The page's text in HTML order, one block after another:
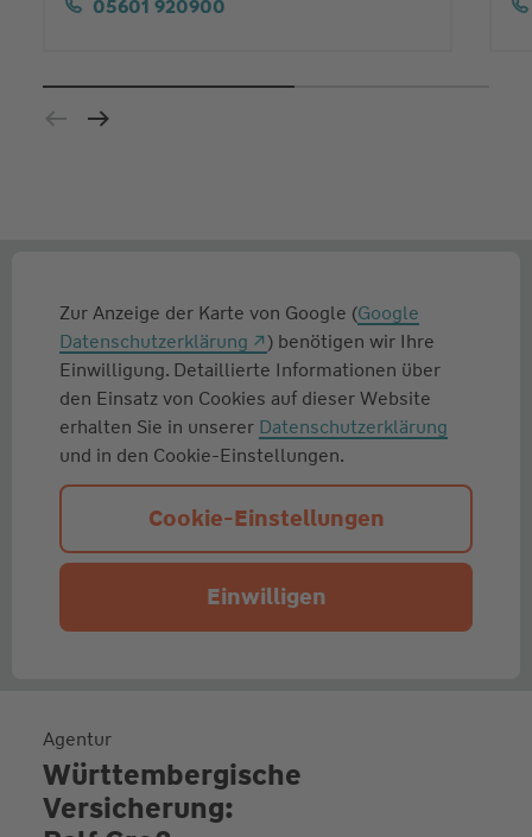
05601 920900
Zur Anzeige der Karte von Google (Google
Datenschutzerklärung
) benötigen wir Ihre
Einwilligung. Detaillierte Informationen über
den Einsatz von Cookies auf dieser Website
erhalten Sie in unserer Datenschutzerklärung
und in den Cookie-Einstellungen.
Cookie-Einstellungen
Einwilligen
Agentur
Württembergische
Versicherung: